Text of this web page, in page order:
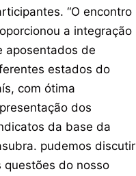
“O encontro
a integração
aposentados de
estados do
com ótima
dos
da base da
pudemos discutir
questões do nosso